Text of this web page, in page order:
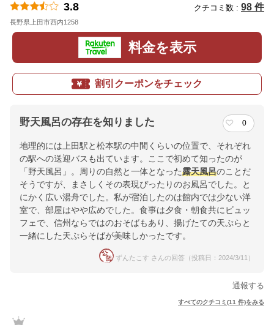
3.8 クチコミ数 : 98 件
長野県上田市西内1258
料金を表示
割引クーポンをチェック
野天風呂の存在を知りました 0
地理的には上田駅と松本駅の中間くらいの位置で、それぞれ
の駅への送迎バスも出ています。ここで初めて知ったのが
「野天風呂」。周りの自然と一体となった露天風呂のことだ
そうですが、まさしくその表現ぴったりのお風呂でした。と
にかく広い湯舟でした。私が宿泊したのは館内では少ない洋
室で、部屋はやや広めでした。食事は夕食・朝食共にビュッ
フェで、信州ならではのおそばもあり、揚げたての天ぷらと
一緒にした天ぷらそばが美味しかったです。
ずんたこす さんの回答（投稿日：2024/3/11）
通報する
すべてのクチコミ(11 件)をみる